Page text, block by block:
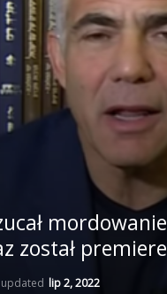
został
updated lip 2, 2022